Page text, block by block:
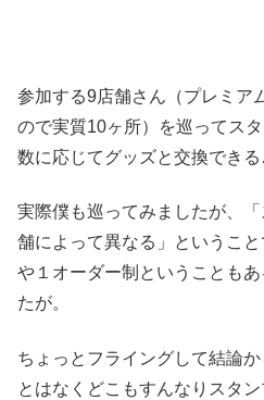
参加する9店舗さん（プレミア
ので実質10ヶ所）を巡ってス
数に応じてグッズと交換でき
実際僕も巡ってみましたが、
舗によって異なる」というこ
や１オーダー制ということも
たが。
ちょっとフライングして結論
とはなくどこもすんなりスタ